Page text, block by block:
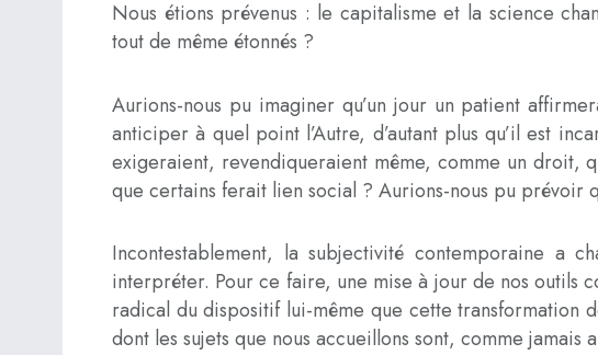
Nous étions prévenus : le capitalisme et la science
tout de même étonnés ?
Aurions-nous pu imaginer qu’un jour un patient
anticiper à quel point l’Autre, d’autant plus qu’il est
exigeraient, revendiqueraient même, comme un droit,
que certains ferait lien social ? Aurions-nous pu prévoir
Incontestablement, la subjectivité contemporaine a
interpréter. Pour ce faire, une mise à jour de nos outils
radical du dispositif lui-même que cette
dont les sujets que nous accueillons sont, comme